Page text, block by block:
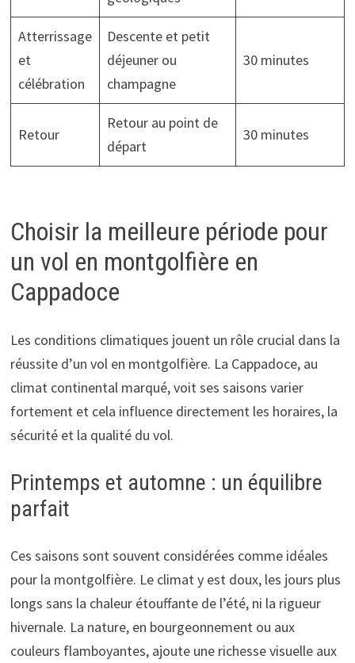
Atterrissage
et
célébration
Descente et petit
déjeuner ou
champagne
30 minutes
Retour
Retour au point de
départ
30 minutes
Choisir la meilleure période pour
un vol en montgolfière en
Cappadoce
Les conditions climatiques jouent un rôle crucial dans la
réussite d’un vol en montgolfière. La Cappadoce, au
climat continental marqué, voit ses saisons varier
fortement et cela influence directement les horaires, la
sécurité et la qualité du vol.
Printemps et automne : un équilibre
parfait
Ces saisons sont souvent considérées comme idéales
pour la montgolfière. Le climat y est doux, les jours plus
longs sans la chaleur étouffante de l’été, ni la rigueur
hivernale. La nature, en bourgeonnement ou aux
couleurs flamboyantes, ajoute une richesse visuelle aux